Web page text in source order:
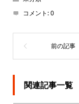
コメント:0
関連記事一覧